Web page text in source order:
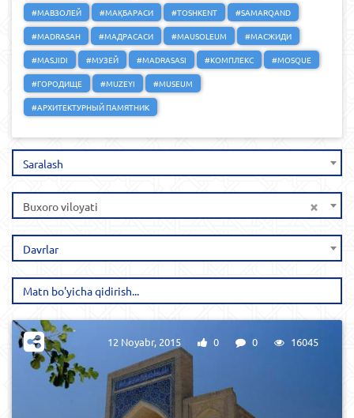
#МАВЗОЛЕЙ
#МАҚБАРАСИ #TOSHKENT
#SAMARQAND
#MADRASAH
#МАДРАСАСИ #MAUSOLEUM
#МАСЖИДИ
#MASJIDI
#МУЗЕЙ #MADRASASI #КОМПЛЕКС
#MOSQUE
#ГОРОДИЩЕ
#MUZEYI
#MUSEUM
#АРХИТЕКТУРНЫЙ ПАМЯТНИК
Saralash
×
Buxoro viloyati
Davrlar
12 Noyabr, 2015 0 0 16045